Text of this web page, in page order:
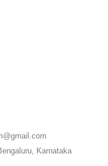
Karnataka